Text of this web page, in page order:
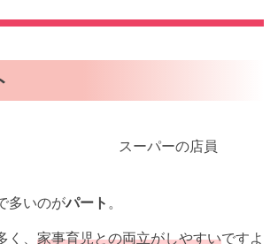
多いのがパート 。
、 家事育児との両立がしやすいですよ